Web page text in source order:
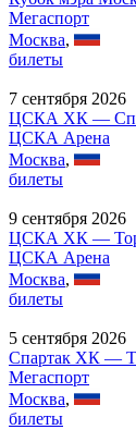
Мегаспорт
Москва,
билеты
7 сентября 2026
ЦСКА ХК —
ЦСКА Арена
Москва,
билеты
9 сентября 2026
ЦСКА ХК —
ЦСКА Арена
Москва,
билеты
5 сентября 2026
Спартак ХК —
Мегаспорт
Москва,
билеты